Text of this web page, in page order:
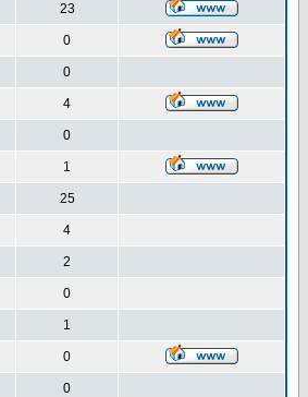
23
0
0
4
0
1
25
4
2
0
1
0
0